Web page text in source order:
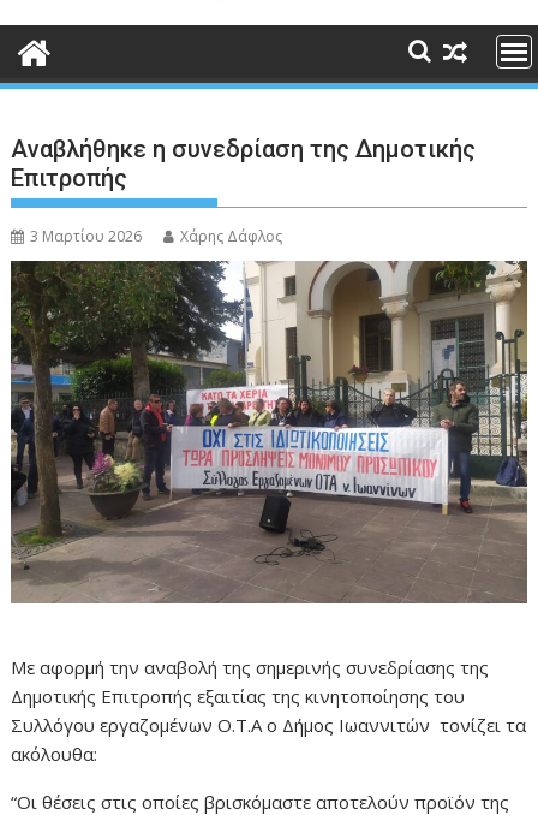
Αναβλήθηκε η συνεδρίαση της Δημοτικής
Επιτροπής
3 Μαρτίου 2026 Χάρης Δάφλος
Με αφορμή την αναβολή της σημερινής συνεδρίασης της
Δημοτικής Επιτροπής εξαιτίας της κινητοποίησης του
Συλλόγου εργαζομένων Ο.Τ.Α ο Δήμος Ιωαννιτών τονίζει τα
ακόλουθα:
“Οι θέσεις στις οποίες βρισκόμαστε αποτελούν προϊόν της